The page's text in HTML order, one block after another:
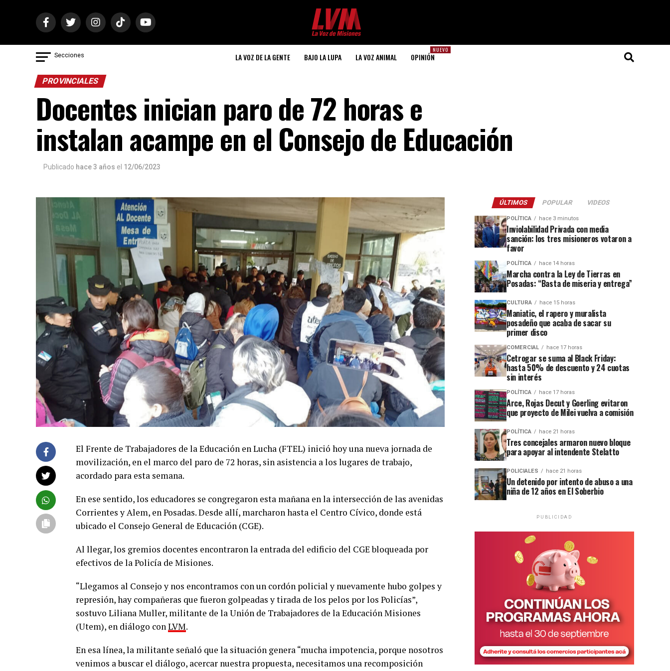
Secciones LA VOZ DE LA GENTE BAJO LA LUPA LA VOZ ANIMAL
NUEVO
OPINIÓN
PROVINCIALES
Docentes inician paro de 72 horas e
instalan acampe en el Consejo de Educación
Publicado hace 3 años el 12/06/2023
El Frente de Trabajadores de la Educación en Lucha (FTEL) inició hoy una nueva jornada de
movilización, en el marco del paro de 72 horas, sin asistencia a los lugares de trabajo,
acordado para esta semana.
En ese sentido, los educadores se congregaron esta mañana en la intersección de las avenidas
Corrientes y Alem, en Posadas. Desde allí, marcharon hasta el Centro Cívico, donde está
ubicado el Consejo General de Educación (CGE).
Al llegar, los gremios docentes encontraron la entrada del edificio del CGE bloqueada por
efectivos de la Policía de Misiones.
“Llegamos al Consejo y nos encontramos con un cordón policial y nuevamente hubo golpes y
represión, hay compañeras que fueron golpeadas y tirada de los pelos por los Policías”,
sostuvo Liliana Muller, militante de la Unión de Trabajadores de la Educación Misiones
(Utem), en diálogo conLVM.
En esa línea, la militante señaló que la situación genera “mucha impotencia, porque nosotros
venimos a buscar el diálogo, acercar nuestra propuesta, necesitamos una recomposición
ÚLTIMOS POPULAR VIDEOS
POLÍTICA hace 3 minutos
Inviolabilidad Privada con media
sanción: los tres misioneros votaron a
favor
POLÍTICA hace 14 horas
Marcha contra la Ley de Tierras en
Posadas: “Basta de miseria y entrega”
CULTURA hace 15 horas
Maniatic, el rapero y muralista
posadeño que acaba de sacar su
primer disco
COMERCIAL hace 17 horas
Cetrogar se suma al Black Friday:
hasta 50% de descuento y 24 cuotas
sin interés
POLÍTICA hace 17 horas
Arce, Rojas Decut y Goerling evitaron
que proyecto de Milei vuelva a comisión
POLÍTICA hace 21 horas
Tres concejales armaron nuevo bloque
para apoyar al intendente Stelatto
POLICIALES hace 21 horas
Un detenido por intento de abuso a una
niña de 12 años en El Soberbio
PUBLICIDAD